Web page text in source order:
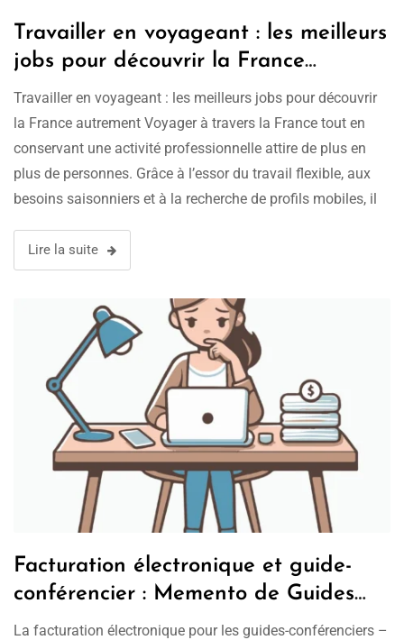
Travailler en voyageant : les meilleurs
jobs pour découvrir la France
autrement
Travailler en voyageant : les meilleurs jobs pour découvrir
la France autrement Voyager à travers la France tout en
conservant une activité professionnelle attire de plus en
plus de personnes. Grâce à l’essor du travail flexible, aux
besoins saisonniers et à la recherche de profils mobiles, il
Lire la suite
Facturation électronique et guide-
conférencier : Memento de Guides
France
La facturation électronique pour les guides-conférenciers –